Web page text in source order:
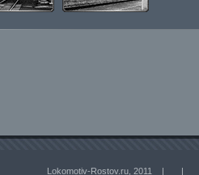
Lokomotiv-Rostov.ru, 2011 | |